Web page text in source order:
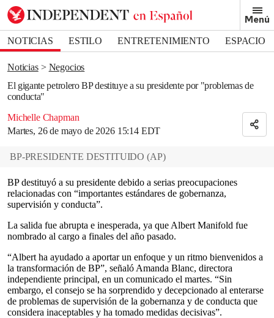
Menú
NOTICIAS ESTILO ENTRETENIMIENTO
ESPACIO
DEPORTES
Noticias
Negocios
El gigante petrolero BP destituye a su presidente por "problemas de
conducta"
Michelle Chapman
Martes, 26 de mayo de 2026 15:14 EDT
Bookmark popover
Removed from bookmarks
Close popover
BP-PRESIDENTE DESTITUIDO (AP)
BP destituyó a su presidente debido a serias preocupaciones
relacionadas con “importantes estándares de gobernanza,
supervisión y conducta”.
La salida fue abrupta e inesperada, ya que Albert Manifold fue
nombrado al cargo a finales del año pasado.
“Albert ha ayudado a aportar un enfoque y un ritmo bienvenidos a
la transformación de BP”, señaló Amanda Blanc, directora
independiente principal, en un comunicado el martes. “Sin
embargo, el consejo se ha sorprendido y decepcionado al enterarse
de problemas de supervisión de la gobernanza y de conducta que
considera inaceptables y ha tomado medidas decisivas”.